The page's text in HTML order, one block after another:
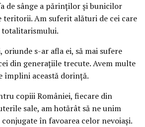
de sânge a părinţilor şi bunicilor
Am suferit alături de cei care
totalitarismului.
oriunde s-ar afla ei, să mai sufere
din generaţiile trecute. Avem multe
împlini această dorinţă.
copiii României, fiecare din
sale, am hotărât să ne unim
în favoarea celor nevoiaşi.